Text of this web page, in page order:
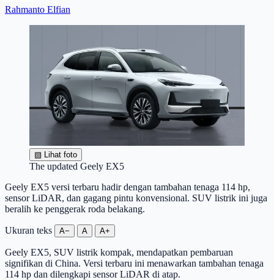
Rahmanto Elfian
▧ Lihat foto
The updated Geely EX5
Geely EX5 versi terbaru hadir dengan tambahan tenaga 114 hp,
sensor LiDAR, dan gagang pintu konvensional. SUV listrik ini juga
beralih ke penggerak roda belakang.
Ukuran teks A− A A+
Geely EX5, SUV listrik kompak, mendapatkan pembaruan
signifikan di China. Versi terbaru ini menawarkan tambahan tenaga
114 hp dan dilengkapi sensor LiDAR di atap.